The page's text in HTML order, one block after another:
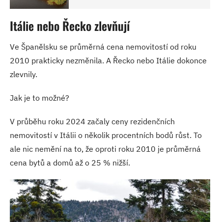
Itálie nebo Řecko zlevňují
Ve Španělsku se průměrná cena nemovitostí od roku
2010 prakticky nezměnila. A Řecko nebo Itálie dokonce
zlevnily.
Jak je to možné?
V průběhu roku 2024 začaly ceny rezidenčních
nemovitostí v Itálii o několik procentních bodů růst. To
ale nic nemění na to, že oproti roku 2010 je průměrná
cena bytů a domů až o 25 % nižší.